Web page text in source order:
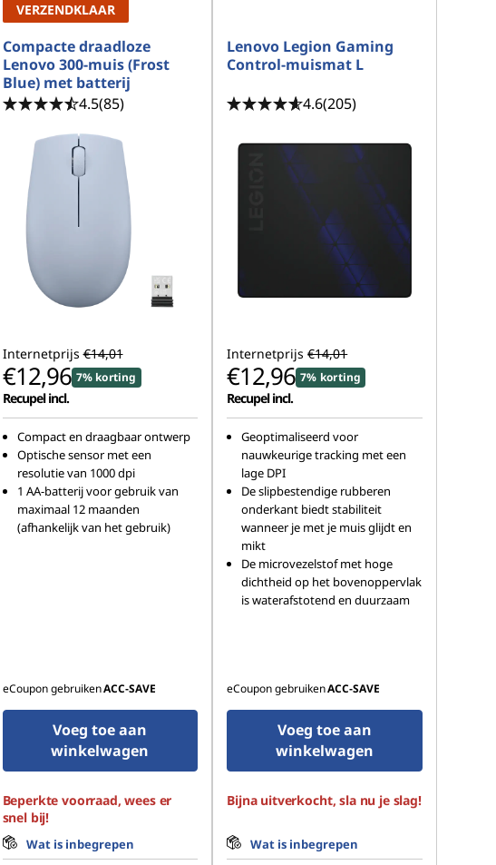
VERZENDKLAAR
Compacte draadloze
Lenovo 300-muis (Frost
Blue) met batterij
4.5(85)
Internetprijs €14,01
€12,96 7% korting
Recupel incl.
Compact en draagbaar ontwerp
Optische sensor met een
resolutie van 1000 dpi
1 AA-batterij voor gebruik van
maximaal 12 maanden
(afhankelijk van het gebruik)
eCoupon gebruikenACC‑SAVE
Voeg toe aan
winkelwagen
Beperkte voorraad, wees er
snel bij!
Wat is inbegrepen
Lenovo Legion Gaming
Control-muismat L
4.6(205)
Internetprijs €14,01
€12,96 7% korting
Recupel incl.
Geoptimaliseerd voor
nauwkeurige tracking met een
lage DPI
De slipbestendige rubberen
onderkant biedt stabiliteit
wanneer je met je muis glijdt en
mikt
De microvezelstof met hoge
dichtheid op het bovenoppervlak
is waterafstotend en duurzaam
eCoupon gebruikenACC‑SAVE
Voeg toe aan
winkelwagen
Bijna uitverkocht, sla nu je slag!
Wat is inbegrepen